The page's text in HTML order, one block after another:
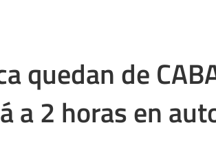
quedan de
2 horas en